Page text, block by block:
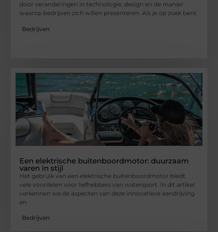
door veranderingen in technologie, design en de manier
waarop bedrijven zich willen presenteren. Als je op zoek bent
Bedrijven
Een elektrische buitenboordmotor: duurzaam
varen in stijl
Het gebruik van een elektrische buitenboordmotor biedt
vele voordelen voor liefhebbers van watersport. In dit artikel
verkennen we de aspecten van deze innovatieve aandrijving
en
Bedrijven